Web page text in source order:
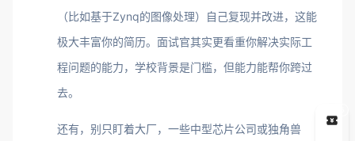
（比如基于Zynq的图像处理）自己复现并改进，这能
极大丰富你的简历。面试官其实更看重你解决实际工
程问题的能力，学校背景是门槛，但能力能帮你跨过
去。
还有，别只盯着大厂，一些中型芯片公司或独角兽